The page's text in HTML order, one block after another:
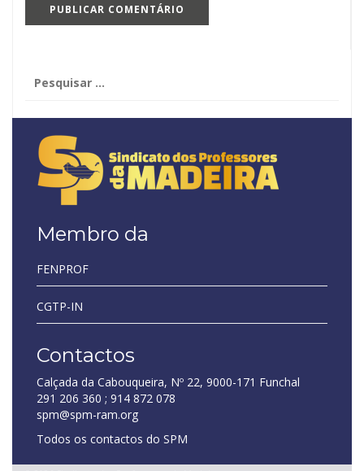
por:
Membro da
FENPROF
CGTP-IN
Contactos
Calçada da Cabouqueira, Nº 22, 9000-171 Funchal
291 206 360 ; 914 872 078
spm@spm-ram.org
Todos os contactos do SPM